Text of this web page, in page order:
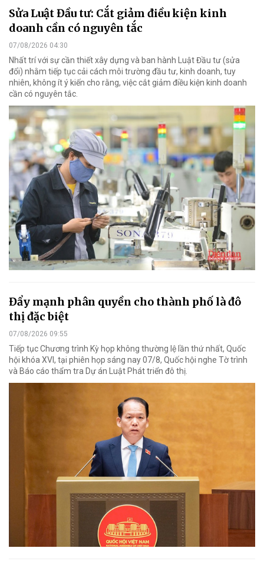
Sửa Luật Đầu tư: Cắt giảm điều kiện kinh
doanh cần có nguyên tắc
07/08/2026 04:30
Nhất trí với sự cần thiết xây dựng và ban hành Luật Đầu tư (sửa
đổi) nhằm tiếp tục cải cách môi trường đầu tư, kinh doanh, tuy
nhiên, không ít ý kiến cho rằng, việc cắt giảm điều kiện kinh doanh
cần có nguyên tắc.
Đẩy mạnh phân quyền cho thành phố là đô
thị đặc biệt
07/08/2026 09:55
Tiếp tục Chương trình Kỳ họp không thường lệ lần thứ nhất, Quốc
hội khóa XVI, tại phiên họp sáng nay 07/8, Quốc hội nghe Tờ trình
và Báo cáo thẩm tra Dự án Luật Phát triển đô thị.